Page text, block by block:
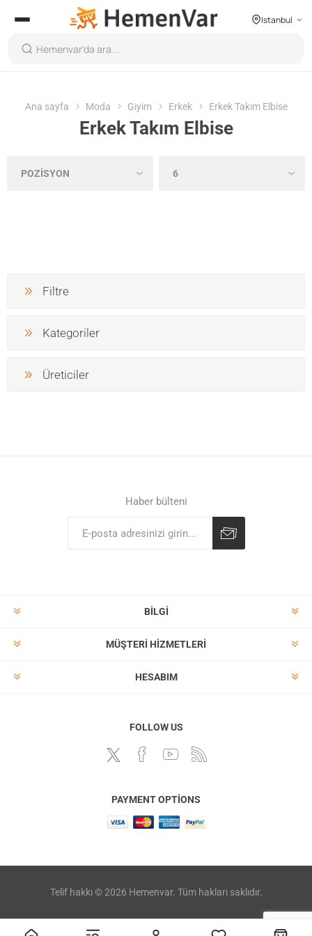
Istanbul
Ana sayfa Moda Giyim Erkek Erkek Takım Elbise
Erkek Takım Elbise
Filtre
Kategoriler
Üreticiler
Haber bülteni
BILGI
MÜŞTERI HIZMETLERI
HESABIM
FOLLOW US
PAYMENT OPTIONS
Telif hakkı © 2026 Hemenvar. Tüm hakları saklıdır.